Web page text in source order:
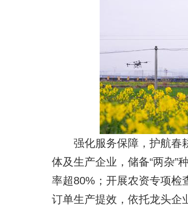
强化服务保障，护航春耕
体及生产企业，储备“两杂”
率超80%；开展农资专项检
订单生产提效，依托龙头企